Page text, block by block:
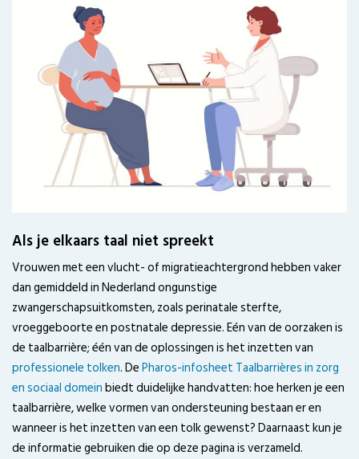
Als je elkaars taal niet spreekt
Vrouwen met een vlucht- of migratieachtergrond hebben vaker
dan gemiddeld in Nederland ongunstige
zwangerschapsuitkomsten, zoals perinatale sterfte,
vroeggeboorte en postnatale depressie. Eén van de oorzaken is
de taalbarrière; één van de oplossingen is het inzetten van
professionele tolken. DePharos-infosheet Taalbarrières in zorg
en sociaal domeinbiedt duidelijke handvatten: hoe herken je een
taalbarrière, welke vormen van ondersteuning bestaan er en
wanneer is het inzetten van een tolk gewenst? Daarnaast kun je
de informatie gebruiken die op deze pagina is verzameld.